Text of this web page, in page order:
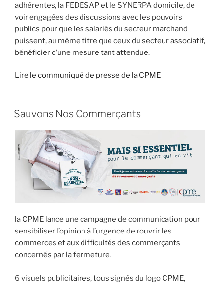
adhérentes, la FEDESAP et le SYNERPA domicile, de
voir engagées des discussions avec les pouvoirs
publics pour que les salariés du secteur marchand
puissent, au même titre que ceux du secteur associatif,
bénéficier d’une mesure tant attendue.
Lire le communiqué de presse de la CPME
Sauvons Nos Commerçants
la CPME lance une campagne de communication pour
sensibiliser l’opinion à l’urgence de rouvrir les
commerces et aux difficultés des commerçants
concernés par la fermeture.
6 visuels publicitaires, tous signés du logo CPME,